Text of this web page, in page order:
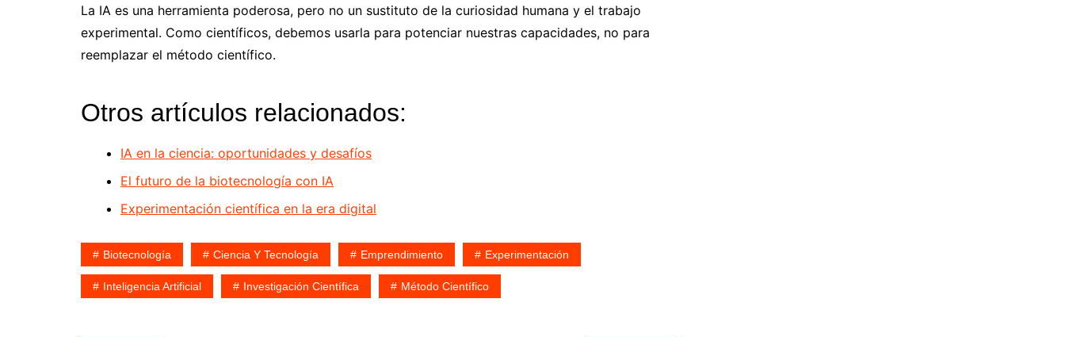
La IA es una herramienta poderosa, pero no un sustituto de la curiosidad humana y el trabajo
experimental. Como científicos, debemos usarla para potenciar nuestras capacidades, no para
reemplazar el método científico.
Otros artículos relacionados:
IA en la ciencia: oportunidades y desafíos
El futuro de la biotecnología con IA
Experimentación científica en la era digital
Biotecnología Ciencia Y Tecnología Emprendimiento Experimentación
Inteligencia Artificial Investigación Científica Método Científico